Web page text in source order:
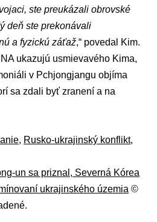
ste preukázali obrovské
deň ste prekonávali
a fyzickú záťaž,“ povedal Kim.
ukazujú usmievavého Kima,
v Pchjongjangu objíma
sa zdali byť zranení a na
, Rusko-ukrajinský konflikt,
un sa priznal, Severná Kórea
ukrajinského územia ©